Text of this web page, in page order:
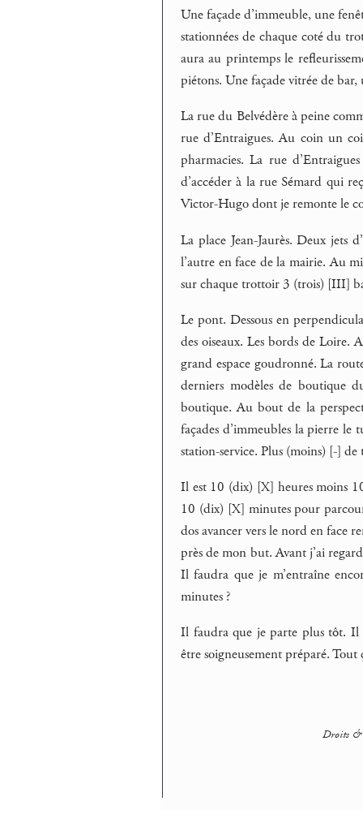
Une façade d’immeuble, une
stationnées de chaque coté du
aura au printemps le
piétons. Une façade vitrée de
La rue du Belvédère à peine
rue d’Entraigues. Au coin un
pharmacies. La rue
d’accéder à la rue Sémard qui
Victor-Hugo dont je remonte le
La place Jean-Jaurès. Deux jets
l’autre en face de la mairie. Au
sur chaque trottoir 3 (trois) [III]
Le pont. Dessous en
des oiseaux. Les bords de
grand espace goudronné. La
derniers modèles de boutique
boutique. Au bout de la
façades d’immeubles la pierre
station-service. Plus (moins) [-]
Il est 10 (dix) [X] heures moins
10 (dix) [X] minutes pour
dos avancer vers le nord en face
près de mon but. Avant j’ai
Il faudra que je m’entraîne
minutes ?
Il faudra que je parte plus tôt. Il
être soigneusement préparé.
Droits &